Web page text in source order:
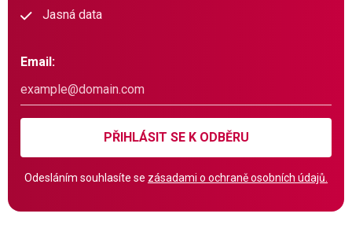
Jasná data
Email:
PŘIHLÁSIT SE K ODBĚRU
Odesláním souhlasíte se zásadami o ochraně osobních údajů.